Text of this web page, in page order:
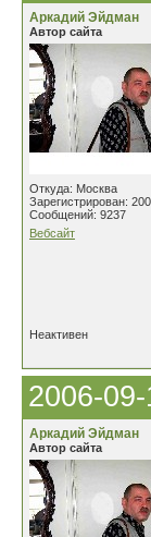
Аркадий Эйдман
Автор сайта
Откуда: Москва
Зарегистрирован:
Сообщений: 9237
Вебсайт
Неактивен
2006-
Аркадий Эйдман
Автор сайта